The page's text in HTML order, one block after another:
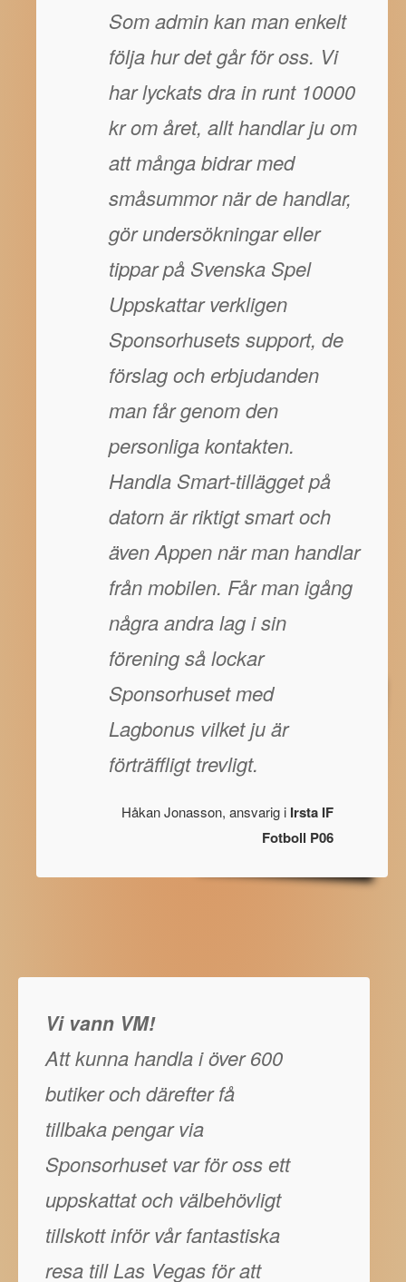
Som admin kan man enkelt
följa hur det går för oss. Vi
har lyckats dra in runt 10000
kr om året, allt handlar ju om
att många bidrar med
småsummor när de handlar,
gör undersökningar eller
tippar på Svenska Spel
Uppskattar verkligen
Sponsorhusets support, de
förslag och erbjudanden
man får genom den
personliga kontakten.
Handla Smart-tillägget på
datorn är riktigt smart och
även Appen när man handlar
från mobilen. Får man igång
några andra lag i sin
förening så lockar
Sponsorhuset med
Lagbonus vilket ju är
förträffligt trevligt.
Håkan Jonasson, ansvarig i Irsta IF
Fotboll P06
Vi vann VM!
Att kunna handla i över 600
butiker och därefter få
tillbaka pengar via
Sponsorhuset var för oss ett
uppskattat och välbehövligt
tillskott inför vår fantastiska
resa till Las Vegas för att